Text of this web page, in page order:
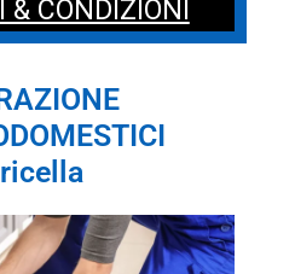
& CONDIZIONI